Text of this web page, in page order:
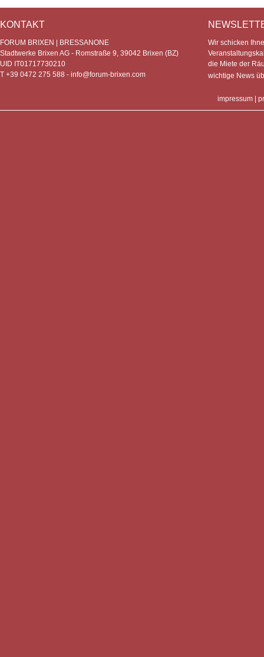
KONTAKT
FORUM BRIXEN | BRESSANONE
Stadtwerke Brixen AG - Romstraße 9, 39042 Brixen (BZ)
UID IT01717730210
T +39 0472 275 588 - info@forum-brixen.com
Wir schicken
die Miete der
wichtige News
impressum